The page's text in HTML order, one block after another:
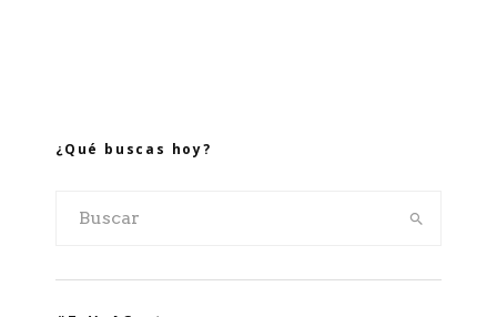
¿Qué buscas hoy?